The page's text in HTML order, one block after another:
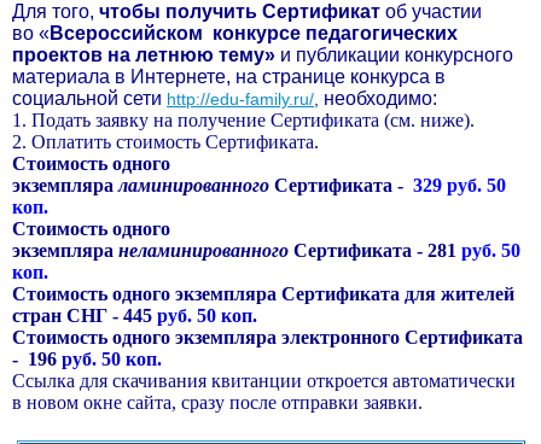
Для того, чтобы получить Сертификат об участии
во «Всероссийском конкурсе педагогических
проектов на летнюю тему» и публикации конкурсного
материала в Интернете, на странице конкурса в
социальной сети http://edu-family.ru/, необходимо:
1. Подать заявку на получение Сертификата (см. ниже).
2. Оплатить стоимость Сертификата.
Стоимость одного
экземпляраламинированного Сертификата - 329 руб. 50
коп.
Стоимость одного
экземпляра неламинированного Сертификата - 281 руб. 50
коп.
Стоимость одного экземпляра Сертификата для жителей
стран СНГ - 445 руб. 50 коп.
Стоимость одного экземпляра электронного Сертификата
- 196 руб. 50 коп.
Ссылка для скачивания квитанции откроется автоматически
в новом окне сайта, сразу после отправки заявки.